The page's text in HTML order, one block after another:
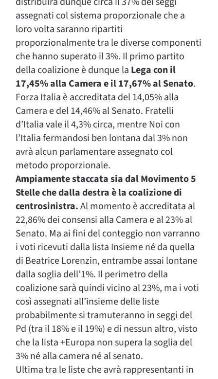
assegnati col sistema proporzionale che a
loro volta saranno ripartiti
proporzionalmente tra le diverse componenti
che hanno superato il 3%. Il primo partito
della coalizione è dunque la Lega con il
17,45% alla Camera e il 17,67% al Senato.
Forza Italia è accreditata del 14,05% alla
Camera e del 14,46% al Senato. Fratelli
d’Italia vale il 4,3% circa, mentre Noi con
l’Italia fermandosi ben lontana dal 3% non
avrà alcun parlamentare assegnato col
metodo proporzionale.
Ampiamente staccata sia dal Movimento 5
Stelle che dalla destra è la coalizione di
centrosinistra.Al momento è accreditata al
22,86% dei consensi alla Camera e al 23% al
Senato. Ma ai fini del conteggio non varranno
i voti ricevuti dalla lista Insieme né da quella
di Beatrice Lorenzin, entrambe assai lontane
dalla soglia dell’1%. Il perimetro della
coalizione sarà quindi vicino al 23%, ma i voti
così assegnati all’insieme delle liste
probabilmente si tramuteranno in seggi del
Pd (tra il 18% e il 19%) e di nessun altro, visto
che la lista +Europa non supera la soglia del
3% né alla camera né al senato.
Ultima tra le liste che avrà rappresentanti in